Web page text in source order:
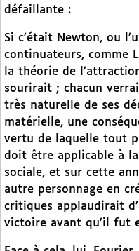
défaillante :
Si c’était Newton, ou
continuateurs, comme
la théorie de
sourirait ; chacun
très naturelle de ses
matérielle, une
vertu de laquelle tout
doit être applicable à
sociale, et sur cette
autre personnage en
critiques applaudirait
victoire avant qu’il fut